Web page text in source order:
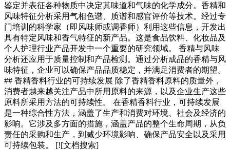
鉴定并表征各种物质中决定其味道和气味的化学成分。香精和
风味特征分析采用气相色谱、质谱和感官评价等技术。经过专
门培训的科学家（即风味师或调香师）利用这些信息，开发出
具有特定风味和香气特征的新产品。这是食品饮料、化妆品及
个人护理行业产品开发中一个重要的研究领域。 香精与风味
分析还应用于质量控制和产品检测。通过分析成品的香精与风
味特征，企业可以确保产品品质稳定，并满足消费者的期望。
## 香精香料行业的可持续发展 除了香精香料原料的质量外，
消费者越来越关注产品中所用原料的来源，以及企业生产这些
原料所采用方法的可持续性。 在香精香料行业，可持续发展
是一种综合性方法，涵盖了生产和消费对环境、社会及经济的
影响。它涉及多方面的措施，涵盖产品的整个生命周期，从负
责任的采购和生产，到减少环境影响、确保产品安全以及采用
可持续包装。 [![文档搜索]